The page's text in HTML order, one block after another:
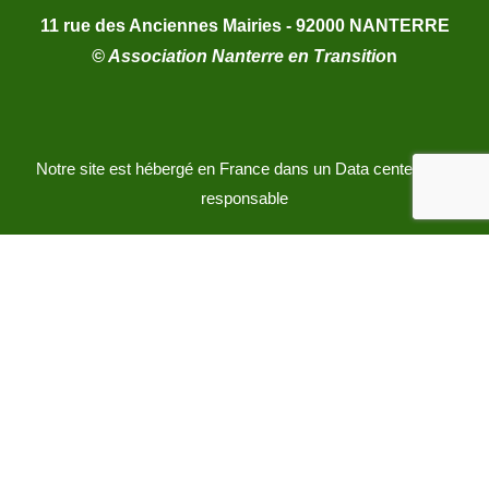
11 rue des Anciennes Mairies - 92000 NANTERRE
© Association Nanterre en Transition
Notre site est hébergé en France dans un Data center éco-
responsable